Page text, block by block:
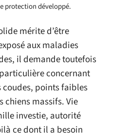
protection développé.
mérite d’être
aux maladies
il demande toutefois
concernant
coudes, points faibles
chiens massifs. Vie
investie, autorité
ce dont il a besoin